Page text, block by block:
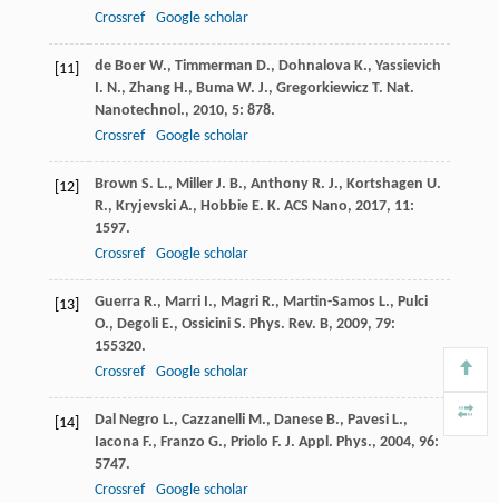
Crossref
Google scholar
[11] de Boer W., Timmerman D., Dohnalova K., Yassievich
I. N., Zhang H., Buma W. J., Gregorkiewicz T. Nat.
Nanotechnol., 2010, 5: 878.
Crossref
Google scholar
[12] Brown S. L., Miller J. B., Anthony R. J., Kortshagen U.
R., Kryjevski A., Hobbie E. K. ACS Nano, 2017, 11:
1597.
Crossref
Google scholar
[13] Guerra R., Marri I., Magri R., Martin-Samos L., Pulci
O., Degoli E., Ossicini S. Phys. Rev. B, 2009, 79:
155320.
Crossref
Google scholar
[14] Dal Negro L., Cazzanelli M., Danese B., Pavesi L.,
Iacona F., Franzo G., Priolo F. J. Appl. Phys., 2004, 96:
5747.
Crossref
Google scholar